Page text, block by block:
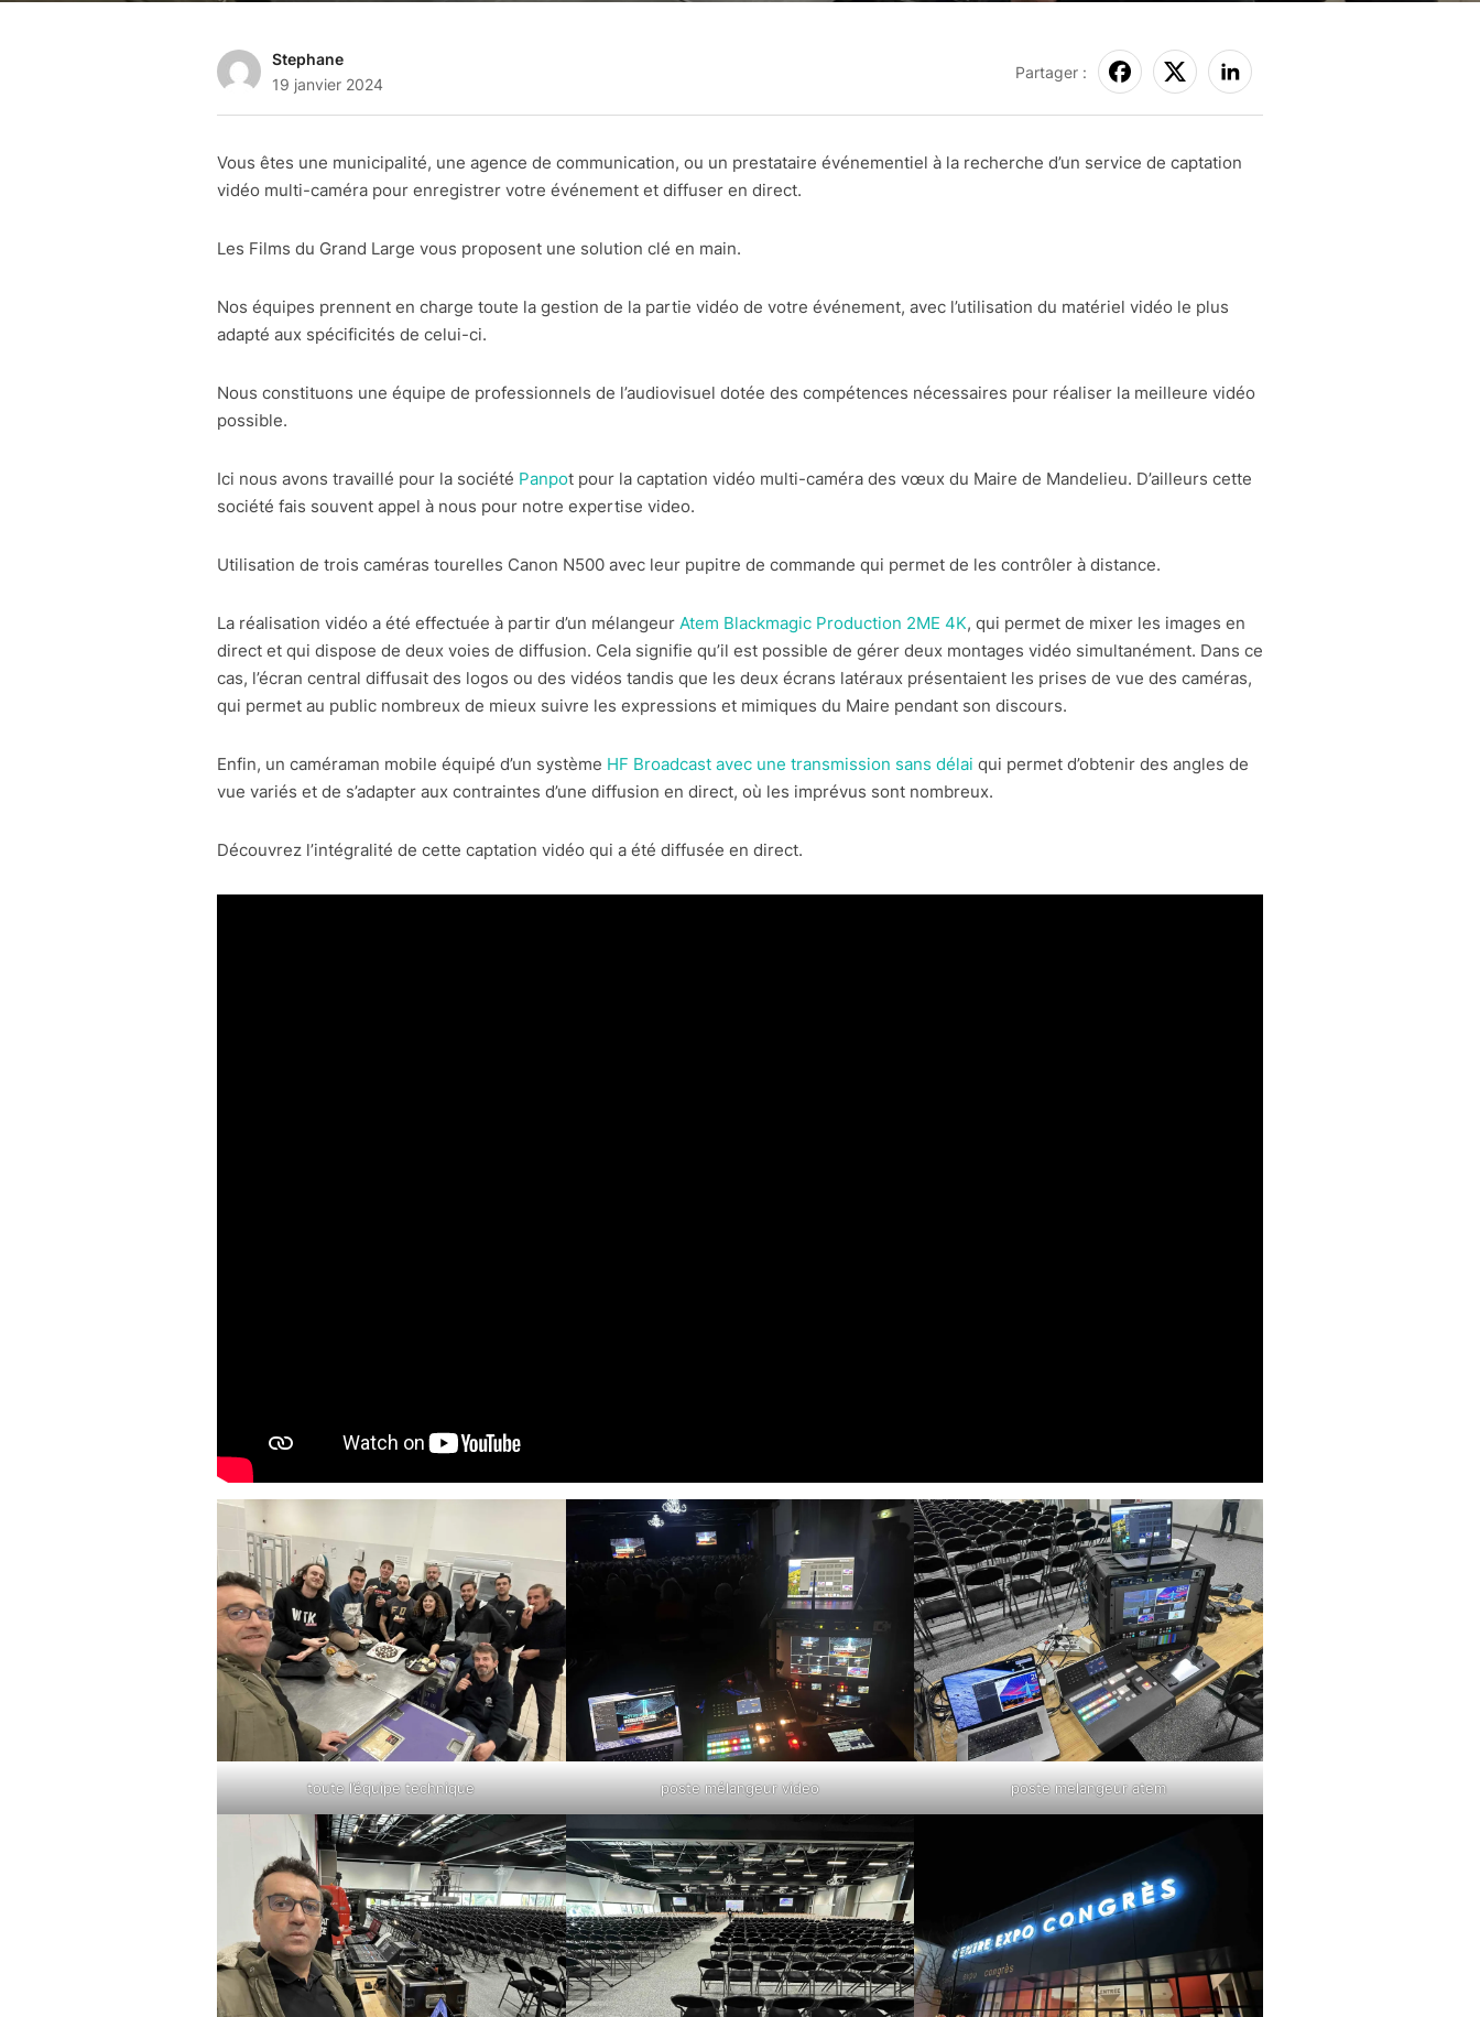
Stephane
19 janvier 2024
Partager :
Vous êtes une municipalité, une agence de communication, ou un prestataire événementiel à la recherche d’un service de captation
vidéo multi-caméra pour enregistrer votre événement et diffuser en direct.
Les Films du Grand Large vous proposent une solution clé en main.
Nos équipes prennent en charge toute la gestion de la partie vidéo de votre événement, avec l’utilisation du matériel vidéo le plus
adapté aux spécificités de celui-ci.
Nous constituons une équipe de professionnels de l’audiovisuel dotée des compétences nécessaires pour réaliser la meilleure vidéo
possible.
Ici nous avons travaillé pour la société Panpot pour la captation vidéo multi-caméra des vœux du Maire de Mandelieu. D’ailleurs cette
société fais souvent appel à nous pour notre expertise video.
Utilisation de trois caméras tourelles Canon N500 avec leur pupitre de commande qui permet de les contrôler à distance.
La réalisation vidéo a été effectuée à partir d’un mélangeur Atem Blackmagic Production 2ME 4K, qui permet de mixer les images en
direct et qui dispose de deux voies de diffusion. Cela signifie qu’il est possible de gérer deux montages vidéo simultanément. Dans ce
cas, l’écran central diffusait des logos ou des vidéos tandis que les deux écrans latéraux présentaient les prises de vue des caméras,
qui permet au public nombreux de mieux suivre les expressions et mimiques du Maire pendant son discours.
Enfin, un caméraman mobile équipé d’un système HF Broadcast avec une transmission sans délai qui permet d’obtenir des angles de
vue variés et de s’adapter aux contraintes d’une diffusion en direct, où les imprévus sont nombreux.
Découvrez l’intégralité de cette captation vidéo qui a été diffusée en direct.
toute l’équipe technique poste mélangeur video poste melangeur atem